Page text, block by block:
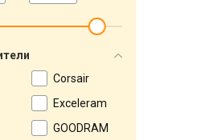
Corsair
Exceleram
GOODRAM